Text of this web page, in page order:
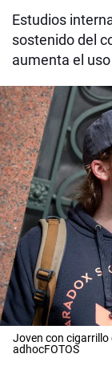
Estudios
sostenido del
aumenta el
Joven con
adhocFOTOS